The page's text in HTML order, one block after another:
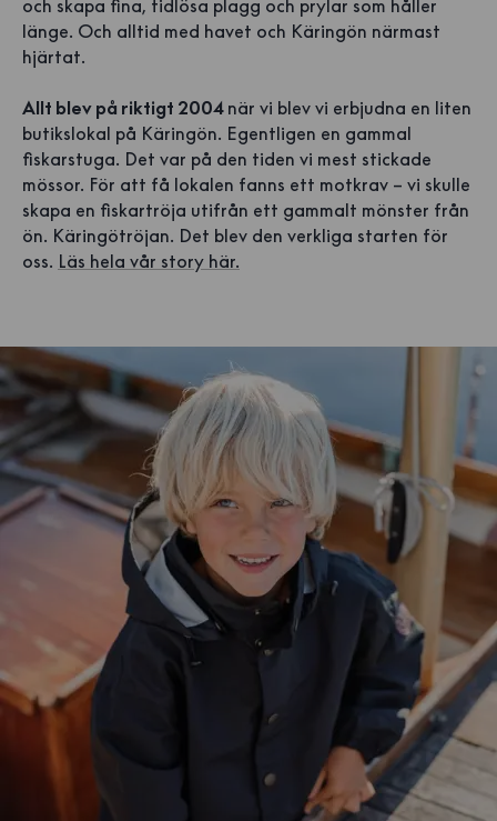
och skapa fina, tidlösa plagg och prylar som håller
länge. Och alltid med havet och Käringön närmast
hjärtat.
Allt blev på riktigt 2004 när vi blev vi erbjudna en liten
butikslokal på Käringön. Egentligen en gammal
fiskarstuga. Det var på den tiden vi mest stickade
mössor. För att få lokalen fanns ett motkrav – vi skulle
skapa en fiskartröja utifrån ett gammalt mönster från
ön. Käringötröjan. Det blev den verkliga starten för
oss. Läs hela vår story här.